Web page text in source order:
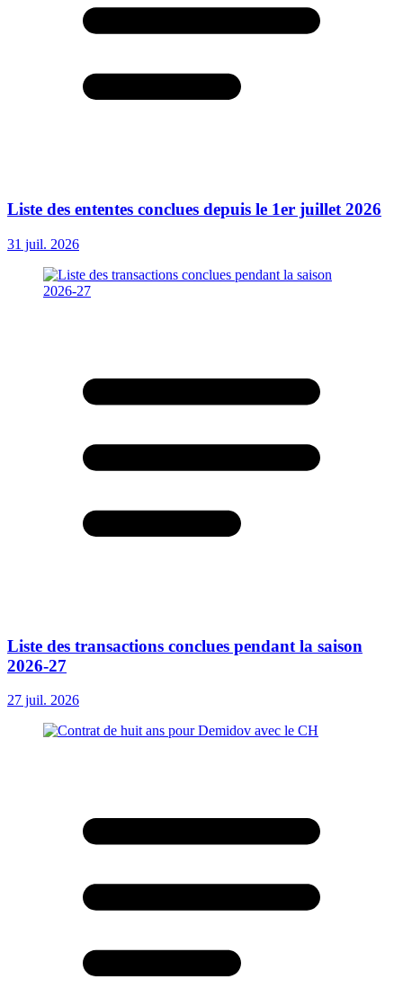
Liste des ententes conclues depuis le 1er juillet 2026
31 juil. 2026
Liste des transactions conclues pendant la saison
2026-27
27 juil. 2026